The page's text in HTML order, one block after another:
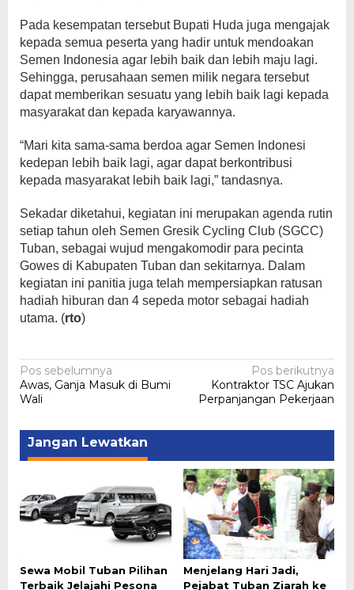
Pada kesempatan tersebut Bupati Huda juga mengajak
kepada semua peserta yang hadir untuk mendoakan
Semen Indonesia agar lebih baik dan lebih maju lagi.
Sehingga, perusahaan semen milik negara tersebut
dapat memberikan sesuatu yang lebih baik lagi kepada
masyarakat dan kepada karyawannya.
“Mari kita sama-sama berdoa agar Semen Indonesi
kedepan lebih baik lagi, agar dapat berkontribusi
kepada masyarakat lebih baik lagi,” tandasnya.
Sekadar diketahui, kegiatan ini merupakan agenda rutin
setiap tahun oleh Semen Gresik Cycling Club (SGCC)
Tuban, sebagai wujud mengakomodir para pecinta
Gowes di Kabupaten Tuban dan sekitarnya. Dalam
kegiatan ini panitia juga telah mempersiapkan ratusan
hadiah hiburan dan 4 sepeda motor sebagai hadiah
utama. (rto)
Navigasi
pos
Pos sebelumnya
Awas, Ganja Masuk di Bumi
Wali
Pos berikutnya
Kontraktor TSC Ajukan
Perpanjangan Pekerjaan
Jangan Lewatkan
Sewa Mobil Tuban Pilihan
Terbaik Jelajahi Pesona
Menjelang Hari Jadi,
Pejabat Tuban Ziarah ke